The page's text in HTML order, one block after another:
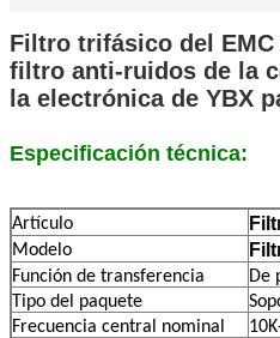
Filtro trifásico del
filtro anti-ruidos de la
la electrónica de YBX
Especificación técnica:
Artículo
Modelo
Función de transferencia
De
Tipo del paquete
Frecuencia central nominal